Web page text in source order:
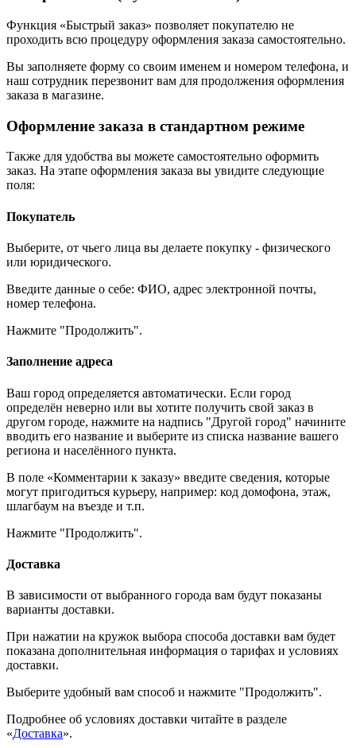
Функция «Быстрый заказ» позволяет покупателю не
проходить всю процедуру оформления заказа самостоятельно.
Вы заполняете форму со своим именем и номером телефона, и
наш сотрудник перезвонит вам для продолжения оформления
заказа в магазине.
Оформление заказа в стандартном режиме
Также для удобства вы можете самостоятельно оформить
заказ. На этапе оформления заказа вы увидите следующие
поля:
Покупатель
Выберите, от чьего лица вы делаете покупку - физического
или юридического.
Введите данные о себе: ФИО, адрес электронной почты,
номер телефона.
Нажмите "Продолжить".
Заполнение адреса
Ваш город определяется автоматически. Если город
определён неверно или вы хотите получить свой заказ в
другом городе, нажмите на надпись "Другой город" начините
вводить его название и выберите из списка название вашего
региона и населённого пункта.
В поле «Комментарии к заказу» введите сведения, которые
могут пригодиться курьеру, например: код домофона, этаж,
шлагбаум на въезде и т.п.
Нажмите "Продолжить".
Доставка
В зависимости от выбранного города вам будут показаны
варианты доставки.
При нажатии на кружок выбора способа доставки вам будет
показана дополнительная информация о тарифах и условиях
доставки.
Выберите удобный вам способ и нажмите "Продолжить".
Подробнее об условиях доставки читайте в разделе
«Доставка».